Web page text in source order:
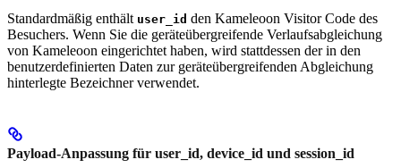
Standardmäßig enthält user_id den Kameleoon Visitor Code des
Besuchers. Wenn Sie die geräteübergreifende Verlaufsabgleichung
von Kameleoon eingerichtet haben, wird stattdessen der in den
benutzerdefinierten Daten zur geräteübergreifenden Abgleichung
hinterlegte Bezeichner verwendet.
Payload-Anpassung für user_id, device_id und session_id